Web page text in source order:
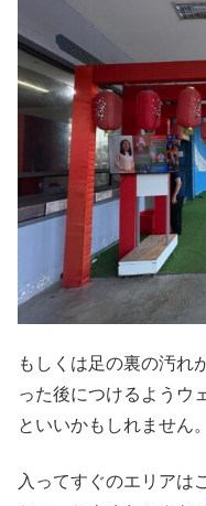
もしくは足の裏の汚れ
った後につけるようウ
といいかもしれません。
入ってすぐのエリアは